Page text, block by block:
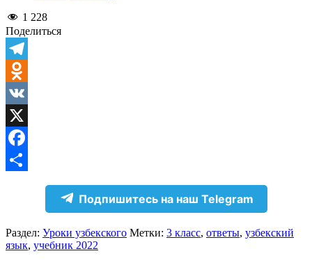
1 228
Поделиться
Telegram
Odnoklassniki
VK
X
Facebook
Подпишитесь на наш Telegram
Раздел: Уроки узбекского Метки: 3 класс, ответы, узбекский
язык, учебник 2022